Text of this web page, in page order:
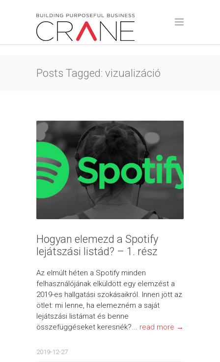
Posts Tagged: vizualizáció
Hogyan elemezd a Spotify
lejátszási listád? – 1. rész
Az elmúlt héten a Spotify minden
felhasználójának elküldött egy elemzést a
2019-es hallgatási szokásaikról. Innen jött az
ötlet: mi lenne, ha elemezném a saját
lejátszási listámat és benne
összefüggéseket keresnék?... read more →
2019-12-27